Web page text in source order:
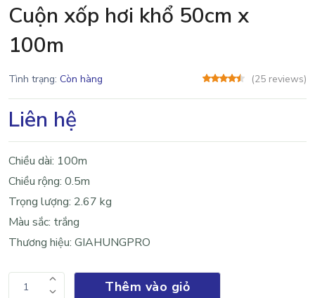
Cuộn xốp hơi khổ 50cm x
100m
Tình trạng: Còn hàng (25 reviews)
Liên hệ
Chiều dài: 100m
Chiều rộng: 0.5m
Trọng lượng: 2.67 kg
Màu sắc: trắng
Thương hiệu: GIAHUNGPRO
1 Thêm vào giỏ